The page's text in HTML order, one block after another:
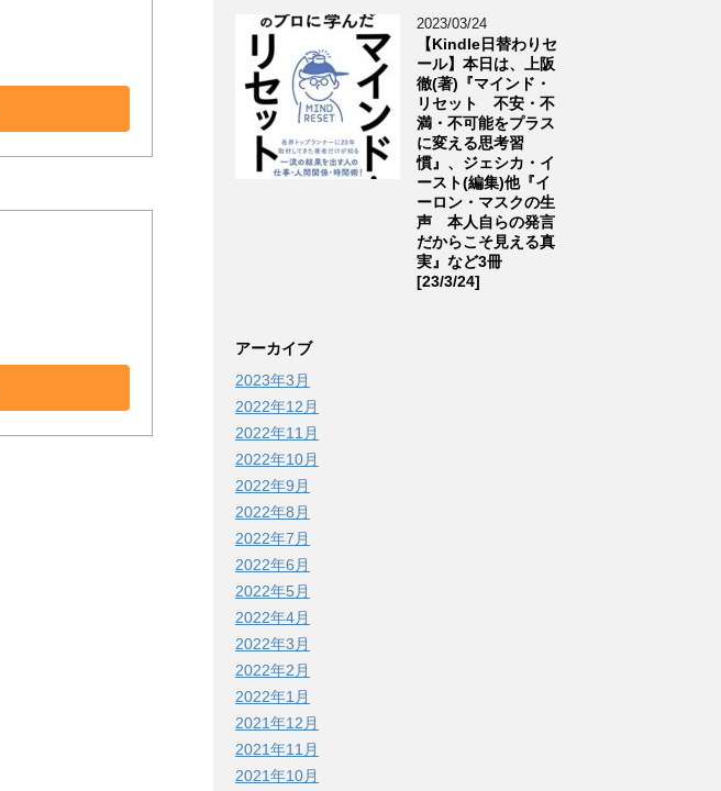
2023/03/24
【Kindle日替わりセ
ール】本日は、上阪
徹(著)『マインド・
リセット 不安・不
満・不可能をプラス
に変える思考習
慣』、ジェシカ・イ
ースト(編集)他『イ
ーロン・マスクの生
声 本人自らの発言
だからこそ見える真
実』など3冊
[23/3/24]
アーカイブ
2023年3月
2022年12月
2022年11月
2022年10月
2022年9月
2022年8月
2022年7月
2022年6月
2022年5月
2022年4月
2022年3月
2022年2月
2022年1月
2021年12月
2021年11月
2021年10月